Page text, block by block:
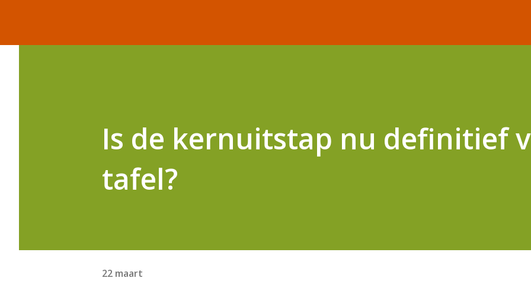
Is de kernuitstap nu definitief
tafel?
22 maart